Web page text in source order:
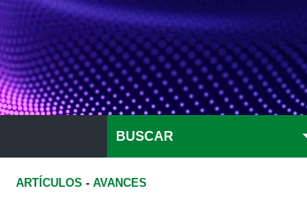
BUSCAR
ARTÍCULOS - AVANCES